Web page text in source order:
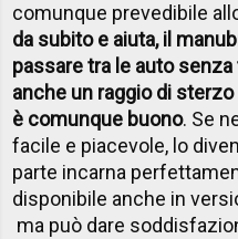
comunque prevedibile
da subito e aiuta, il
passare tra le auto
anche un raggio di
è comunque buono. Se
facile e piacevole, lo
parte incarna
disponibile anche in
ma può dare